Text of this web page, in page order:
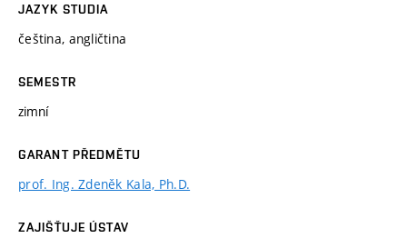
JAZYK STUDIA
čeština, angličtina
SEMESTR
zimní
GARANT PŘEDMĚTU
prof. Ing. Zdeněk Kala, Ph.D.
ZAJIŠŤUJE ÚSTAV